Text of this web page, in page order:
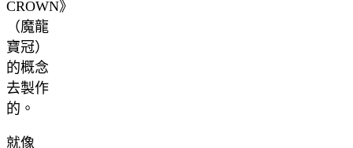
CROWN》
（魔龍
寶冠）
的概念
去製作
的。
就像